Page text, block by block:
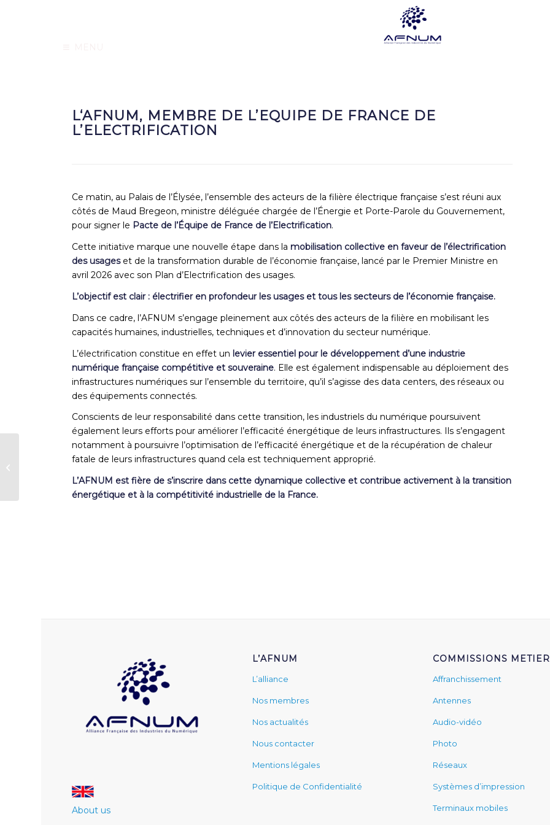
L‘AFNUM, MEMBRE DE L’EQUIPE DE FRANCE DE
L’ELECTRIFICATION
Ce matin, au Palais de l’Élysée, l’ensemble des acteurs de la filière électrique française s’est réuni aux
côtés de Maud Bregeon, ministre déléguée chargée de l’Énergie et Porte-Parole du Gouvernement,
pour signer le Pacte de l’Équipe de France de l’Electrification.
Cette initiative marque une nouvelle étape dans la mobilisation collective en faveur de l’électrification
des usageset de la transformation durable de l’économie française, lancé par le Premier Ministre en
avril 2026 avec son Plan d’Electrification des usages.
L’objectif est clair : électrifier en profondeur les usages et tous les secteurs de l’économie française.
Dans ce cadre, l’AFNUM s’engage pleinement aux côtés des acteurs de la filière en mobilisant les
capacités humaines, industrielles, techniques et d’innovation du secteur numérique.
L’électrification constitue en effet un levier essentiel pour le développement d’une industrie
numérique française compétitive et souveraine. Elle est également indispensable au déploiement des
infrastructures numériques sur l’ensemble du territoire, qu’il s’agisse des data centers, des réseaux ou
des équipements connectés.
Conscients de leur responsabilité dans cette transition, les industriels du numérique poursuivent
également leurs efforts pour améliorer l’efficacité énergétique de leurs infrastructures. Ils s’engagent
notamment à poursuivre l’optimisation de l’efficacité énergétique et de la récupération de chaleur
fatale de leurs infrastructures quand cela est techniquement approprié.
L’AFNUM est fière de s’inscrire dans cette dynamique collective et contribue activement à la transition
énergétique et à la compétitivité industrielle de la France.
About us
L’AFNUM
L’alliance
Nos membres
Nos actualités
Nous contacter
Mentions légales
Politique de Confidentialité
COMMISSIONS
Affranchissement
Antennes
Audio-vidéo
Photo
Réseaux
Systèmes d’impression
Terminaux mobiles
AFNUM X Vivatech –